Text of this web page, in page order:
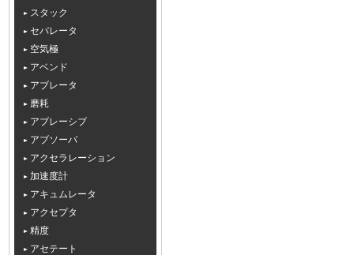
スタック
セパレータ
空気極
アベンド
アブレータ
磨耗
アブレーシブ
アブソーバ
アクセラレーション
加速度計
アキュムレータ
アクセプタ
精度
アセテート